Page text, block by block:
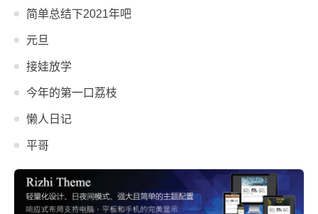
简单总结下2021年吧
元旦
接娃放学
今年的第一口荔枝
懒人日记
平哥